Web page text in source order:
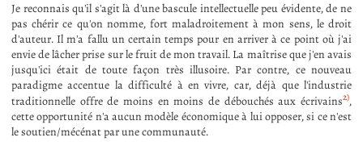
Je reconnais qu'il s'agit là d'une bascule intellectuelle peu évidente, de ne
pas chérir ce qu'on nomme, fort maladroitement à mon sens, le droit
d'auteur. Il m'a fallu un certain temps pour en arriver à ce point où j'ai
envie de lâcher prise sur le fruit de mon travail. La maîtrise que j'en avais
jusqu'ici était de toute façon très illusoire. Par contre, ce nouveau
paradigme accentue la difficulté à en vivre, car, déjà que l'industrie
traditionnelle offre de moins en moins de débouchés aux écrivains2),
cette opportunité n'a aucun modèle économique à lui opposer, si ce n'est
le soutien/mécénat par une communauté.